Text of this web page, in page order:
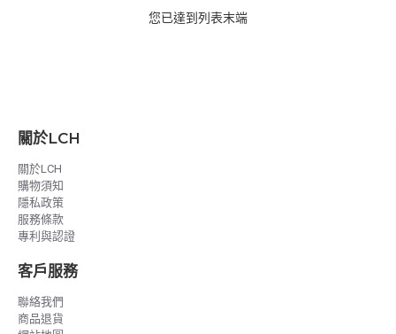
您已達到列表末端
關於LCH
關於LCH
購物須知
隱私政策
服務條款
專利與認證
客戶服務
聯絡我們
商品退貨